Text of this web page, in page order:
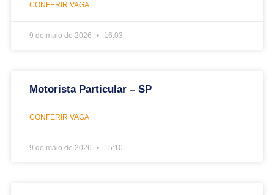
CONFERIR VAGA
9 de maio de 2026 16:03
Motorista Particular – SP
CONFERIR VAGA
9 de maio de 2026 15:10